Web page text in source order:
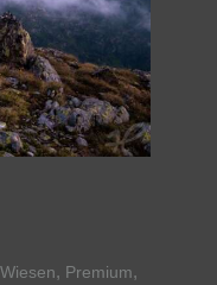
, Premium,